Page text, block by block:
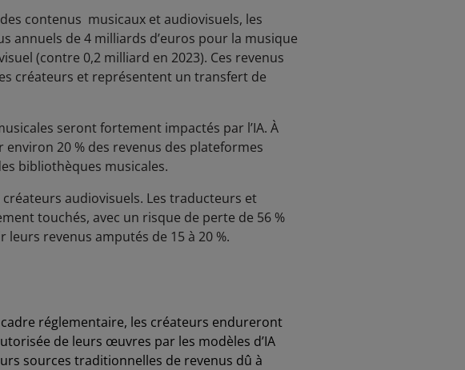
contenus musicaux et audiovisuels, les
annuels de 4 milliards d’euros pour la musique
(contre 0,2 milliard en 2023). Ces revenus
créateurs et représentent un transfert de
seront fortement impactés par l’IA. À
20 % des revenus des plateformes
bibliothèques musicales.
audiovisuels. Les traducteurs et
touchés, avec un risque de perte de 56 %
revenus amputés de 15 à 20 %.
cadre réglementaire, les créateurs endureront
de leurs œuvres par les modèles d’IA
sources traditionnelles de revenus dû à